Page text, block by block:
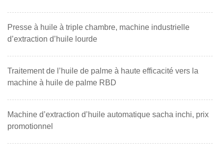
Presse à huile à triple chambre, machine industrielle
d’extraction d’huile lourde
Traitement de l’huile de palme à haute efficacité vers la
machine à huile de palme RBD
Machine d’extraction d’huile automatique sacha inchi, prix
promotionnel